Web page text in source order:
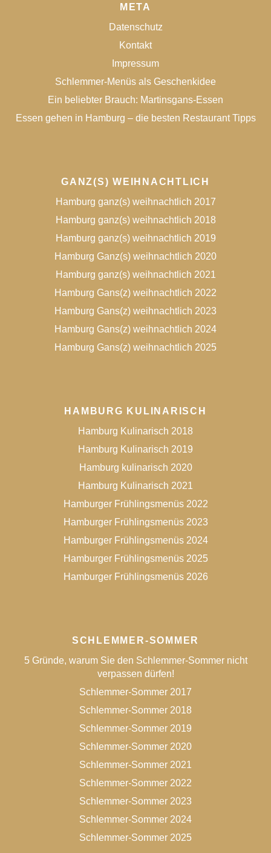
META
Datenschutz
Kontakt
Impressum
Schlemmer-Menüs als Geschenkidee
Ein beliebter Brauch: Martinsgans-Essen
Essen gehen in Hamburg – die besten Restaurant Tipps
GANZ(S) WEIHNACHTLICH
Hamburg ganz(s) weihnachtlich 2017
Hamburg ganz(s) weihnachtlich 2018
Hamburg ganz(s) weihnachtlich 2019
Hamburg Ganz(s) weihnachtlich 2020
Hamburg ganz(s) weihnachtlich 2021
Hamburg Gans(z) weihnachtlich 2022
Hamburg Gans(z) weihnachtlich 2023
Hamburg Gans(z) weihnachtlich 2024
Hamburg Gans(z) weihnachtlich 2025
HAMBURG KULINARISCH
Hamburg Kulinarisch 2018
Hamburg Kulinarisch 2019
Hamburg kulinarisch 2020
Hamburg Kulinarisch 2021
Hamburger Frühlingsmenüs 2022
Hamburger Frühlingsmenüs 2023
Hamburger Frühlingsmenüs 2024
Hamburger Frühlingsmenüs 2025
Hamburger Frühlingsmenüs 2026
SCHLEMMER-SOMMER
5 Gründe, warum Sie den Schlemmer-Sommer nicht
verpassen dürfen!
Schlemmer-Sommer 2017
Schlemmer-Sommer 2018
Schlemmer-Sommer 2019
Schlemmer-Sommer 2020
Schlemmer-Sommer 2021
Schlemmer-Sommer 2022
Schlemmer-Sommer 2023
Schlemmer-Sommer 2024
Schlemmer-Sommer 2025